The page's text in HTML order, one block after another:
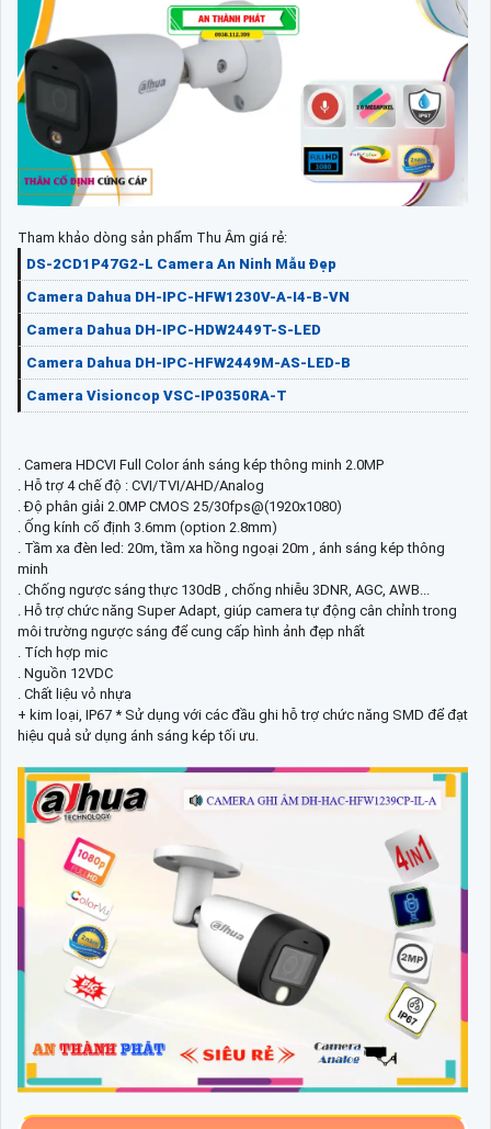
Tham khảo dòng sản phẩm Thu Âm giá rẻ:
DS-2CD1P47G2-L Camera An Ninh Mẫu Đẹp
Camera Dahua DH-IPC-HFW1230V-A-I4-B-VN
Camera Dahua DH-IPC-HDW2449T-S-LED
Camera Dahua DH-IPC-HFW2449M-AS-LED-B
Camera Visioncop VSC-IP0350RA-T
. Camera HDCVI Full Color ánh sáng kép thông minh 2.0MP
. Hỗ trợ 4 chế độ : CVI/TVI/AHD/Analog
. Độ phân giải 2.0MP CMOS 25/30fps@(1920x1080)
. Ống kính cố định 3.6mm (option 2.8mm)
. Tầm xa đèn led: 20m, tầm xa hồng ngoại 20m , ánh sáng kép thông
minh
. Chống ngược sáng thực 130dB , chống nhiễu 3DNR, AGC, AWB...
. Hỗ trợ chức năng Super Adapt, giúp camera tự động cân chỉnh trong
môi trường ngược sáng để cung cấp hình ảnh đẹp nhất
. Tích hợp mic
. Nguồn 12VDC
. Chất liệu vỏ nhựa
+ kim loại, IP67 * Sử dụng với các đầu ghi hỗ trợ chức năng SMD để đạt
hiệu quả sử dụng ánh sáng kép tối ưu.